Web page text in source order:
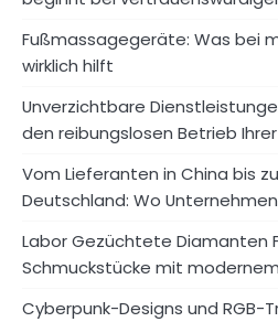
Fußmassagegeräte: Was bei
wirklich hilft
Unverzichtbare
den reibungslosen Betrieb
Vom Lieferanten in China bis
Deutschland: Wo
Labor Gezüchtete Diamanten
Schmuckstücke mit
Cyberpunk-Designs und RGB-